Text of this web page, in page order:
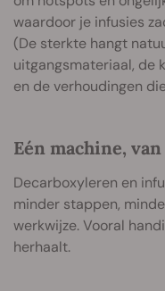
waardoor je infusies
(De sterkte hangt
uitgangsmateriaal, de
en de verhoudingen
Eén machine,
Decarboxyleren en
minder stappen,
werkwijze. Vooral
herhaalt.